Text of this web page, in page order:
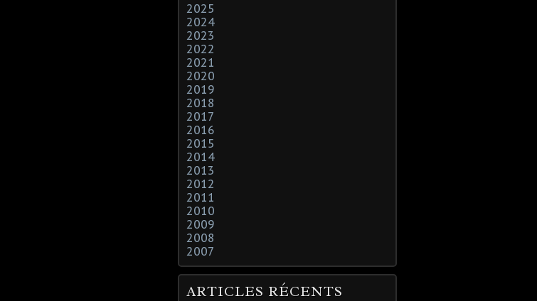
2025
2024
2023
2022
2021
2020
2019
2018
2017
2016
2015
2014
2013
2012
2011
2010
2009
2008
2007
ARTICLES RÉCENTS